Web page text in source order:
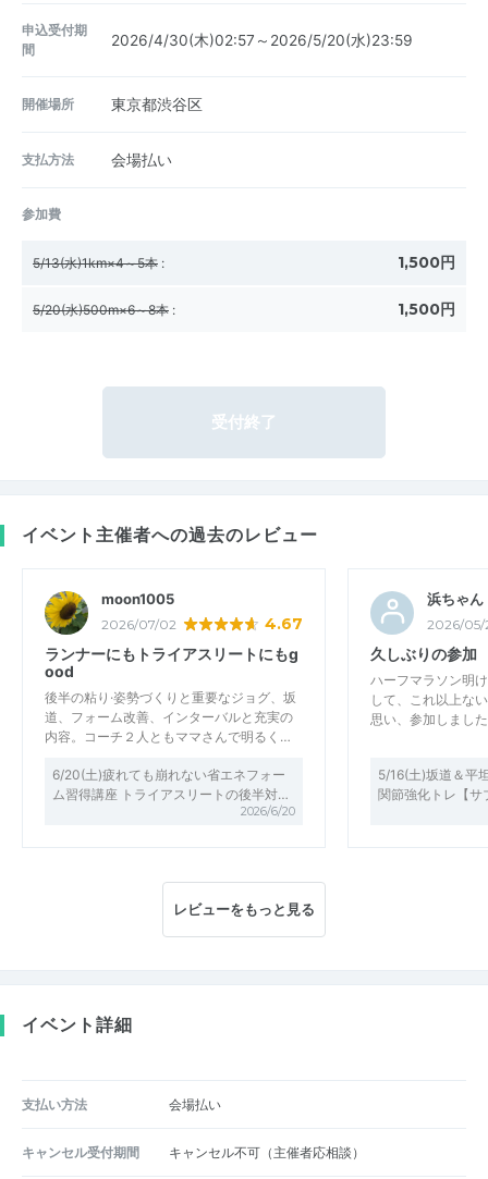
申込受付期
間
2026/4/30(木)02:57～2026/5/20(水)23:59
開催場所 東京都渋谷区
支払方法 会場払い
参加費
5/13(水)1km×4～5本 : 1,500円
5/20(水)500m×6～8本 : 1,500円
受付終了
イベント主催者への過去のレビュー
moon1005
2026/07/02 4.67
ランナーにもトライアスリートにもg
ood
後半の粘り·姿勢づくりと重要なジョグ、坂
道、フォーム改善、インターバルと充実の
内容。コーチ２人ともママさんで明るく…
6/20(土)疲れても崩れない省エネフォー
ム習得講座 トライアスリートの後半対…
2026/6/20
浜ちゃん
2026/05/
久しぶりの参加
ハーフマラソン明
して、これ以上な
思い、参加しまし
5/16(土)坂道＆平
関節強化トレ【
レビューをもっと見る
イベント詳細
支払い方法 会場払い
キャンセル受付期間 キャンセル不可（主催者応相談）